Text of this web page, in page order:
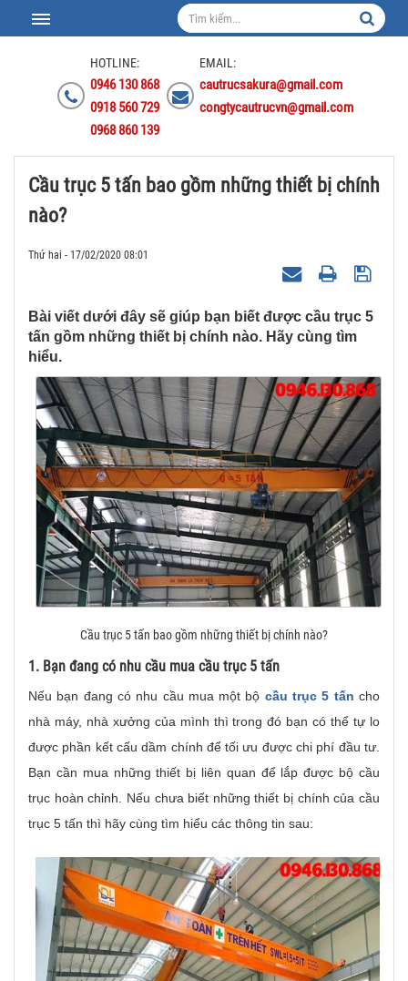
HOTLINE:
0946 130 868
0918 560 729
0968 860 139
EMAIL:
cautrucsakura@gmail.com
congtycautrucvn@gmail.com
Cầu trục 5 tấn bao gồm những thiết bị chính
nào?
Thứ hai - 17/02/2020 08:01
Bài viết dưới đây sẽ giúp bạn biết được cầu trục 5
tấn gồm những thiết bị chính nào. Hãy cùng tìm
hiểu.
Cầu trục 5 tấn bao gồm những thiết bị chính nào?
1. Bạn đang có nhu cầu mua cầu trục 5 tấn
Nếu bạn đang có nhu cầu mua một bộ cầu trục 5 tấn cho
nhà máy, nhà xưởng của mình thì trong đó bạn có thể tự lo
được phần kết cấu dầm chính để tối ưu được chi phí đầu tư.
Bạn cần mua những thiết bị liên quan để lắp được bộ cầu
trục hoàn chỉnh. Nếu chưa biết những thiết bị chính của cầu
trục 5 tấn thì hãy cùng tìm hiểu các thông tin sau: